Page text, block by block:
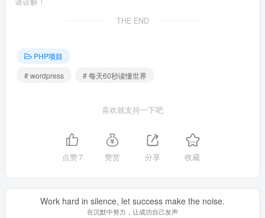
THE END
PHP项目
# wordpress
# 每天60秒读懂世界
喜欢就支持一下吧
点赞7 赞赏 分享 收藏
Work hard in silence, let success make the noise.
在沉默中努力，让成功自己发声